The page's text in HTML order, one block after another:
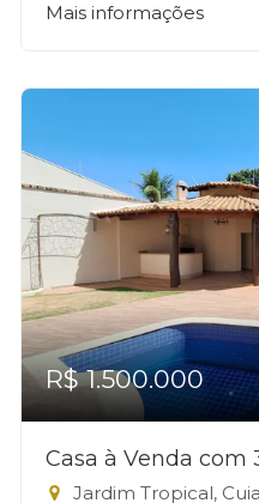
Mais informações
R$ 1.500.000
Casa à Venda com
Jardim Tropical,